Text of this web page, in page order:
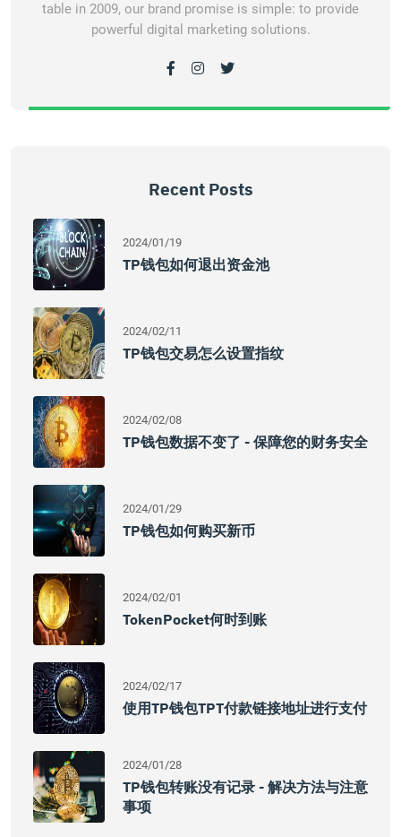
table in 2009, our brand promise is simple: to provide
powerful digital marketing solutions.
Recent Posts
2024/01/19
TP钱包如何退出资金池
2024/02/11
TP钱包交易怎么设置指纹
2024/02/08
TP钱包数据不变了 - 保障您的财务安全
2024/01/29
TP钱包如何购买新币
2024/02/01
TokenPocket何时到账
2024/02/17
使用TP钱包TPT付款链接地址进行支付
2024/01/28
TP钱包转账没有记录 - 解决方法与注意
事项